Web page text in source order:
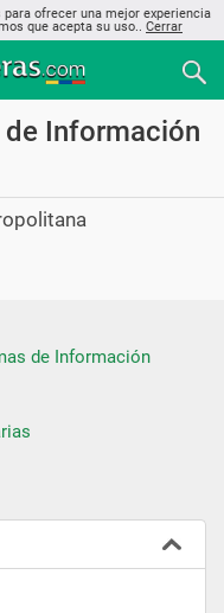
ofrecer una mejor experiencia
que acepta su uso.. Cerrar
de Información
de Información